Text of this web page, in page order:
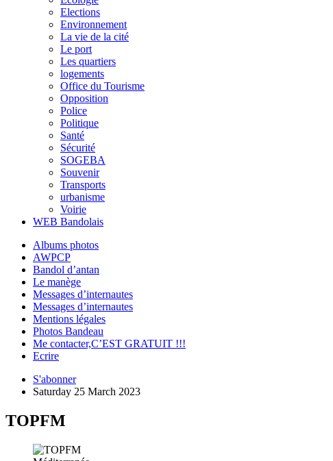
Elections
Environnement
La vie de la cité
Le port
Les quartiers
logements
Office du Tourisme
Opposition
Police
Politique
Santé
Sécurité
SOGEBA
Souvenir
Transports
urbanisme
Voirie
WEB Bandolais
Albums photos
AWPCP
Bandol d’antan
Le manège
Messages d’internautes
Messages d’internautes
Mentions légales
Photos Bandeau
Me contacter,C’EST GRATUIT !!!
Ecrire
S'abonner
Saturday 25 March 2023
TOPFM